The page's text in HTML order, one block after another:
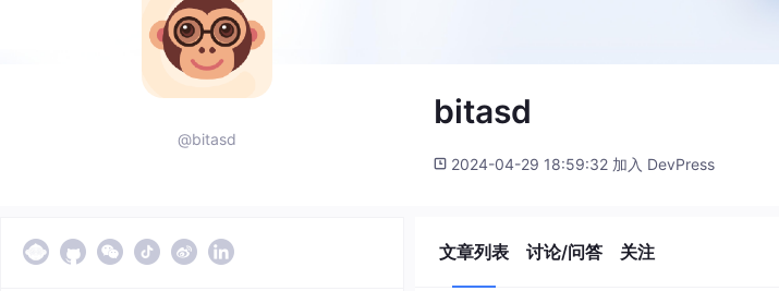
@bitasd
bitasd
2024-04-29 18:59:32 加入 DevPress
文章列表 讨论/问答 关注